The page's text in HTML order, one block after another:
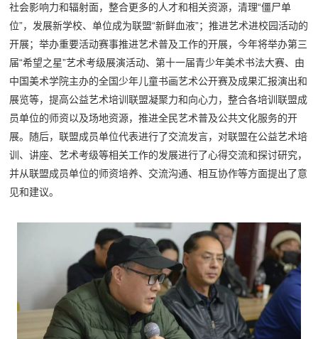
社会影响力和辐射面，整合更多的人才和相关资源，清理“僵尸单
位”，发展新学校、单位成为联盟“新鲜血液”；推进艺术进校园活动的
开展；举办重要活动赛事推进艺术普及工作的开展，今年将举办第三
届“希望之星”艺术考级展演活动、第十一届青少年美术书法大赛、由
中国美术学院主办的全国少年儿童书画艺术公开赛及成果汇报演出和
展览等，提高公益艺术培训联盟凝聚力和向心力，整合各培训联盟成
员单位的师资以及场地资源，推进全民艺术普及公共文化服务的开
展。随后，联盟成员单位代表进行了交流发言，对联盟在公益艺术培
训、讲座、艺术考级等相关工作的发展进行了心得交流和探讨研究，
并从联盟成员单位的师资培养、交流沟通、相互协作等方面提出了意
见和建议。